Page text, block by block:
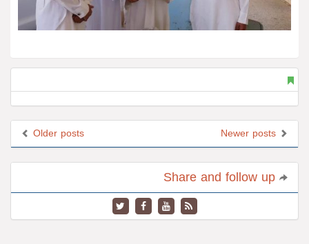
Older posts